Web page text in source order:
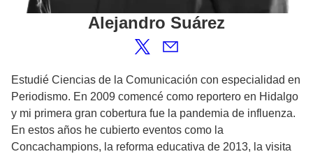
Alejandro Suárez
Estudié Ciencias de la Comunicación con especialidad en
Periodismo. En 2009 comencé como reportero en Hidalgo
y mi primera gran cobertura fue la pandemia de influenza.
En estos años he cubierto eventos como la
Concachampions, la reforma educativa de 2013, la visita